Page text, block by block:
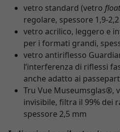
vetro standard (vetro float
regolare, spessore 1,9-
vetro acrilico, leggero e
per i formati grandi,
vetro antiriflesso
l’interferenza di riflessi
anche adatto ai
Tru Vue Museumsglas®,
invisibile, filtra il 99% dei
spessore 2,5 mm